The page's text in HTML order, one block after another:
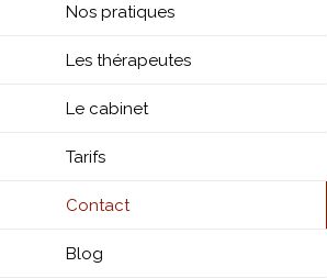
Nos pratiques
Les thérapeutes
Le cabinet
Tarifs
Contact
Blog